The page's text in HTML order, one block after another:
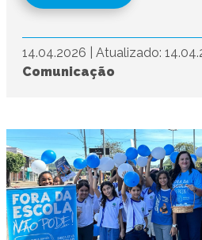
14.04.2026 Atualizado:
Comunicação